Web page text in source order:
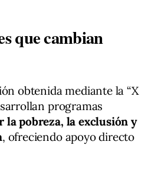
que cambian
obtenida mediante la “X
programas
la pobreza, la exclusión y
, ofreciendo apoyo directo